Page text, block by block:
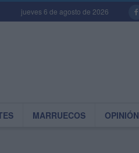
jueves 6 de agosto de 2026
MARRUECOS OPINIÓN